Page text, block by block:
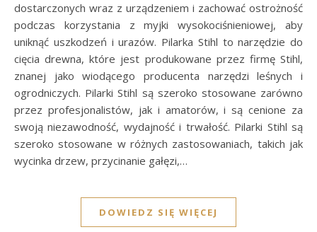
dostarczonych wraz z urządzeniem i zachować ostrożność
podczas korzystania z myjki wysokociśnieniowej, aby
uniknąć uszkodzeń i urazów. Pilarka Stihl to narzędzie do
cięcia drewna, które jest produkowane przez firmę Stihl,
znanej jako wiodącego producenta narzędzi leśnych i
ogrodniczych. Pilarki Stihl są szeroko stosowane zarówno
przez profesjonalistów, jak i amatorów, i są cenione za
swoją niezawodność, wydajność i trwałość. Pilarki Stihl są
szeroko stosowane w różnych zastosowaniach, takich jak
wycinka drzew, przycinanie gałęzi,…
DOWIEDZ SIĘ WIĘCEJ